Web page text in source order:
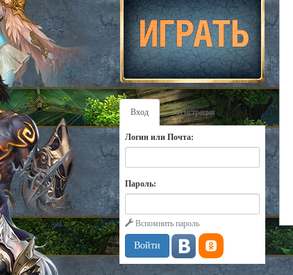
Вход Регистрация
Логин или Почта:
Пароль:
Вспомнить пароль